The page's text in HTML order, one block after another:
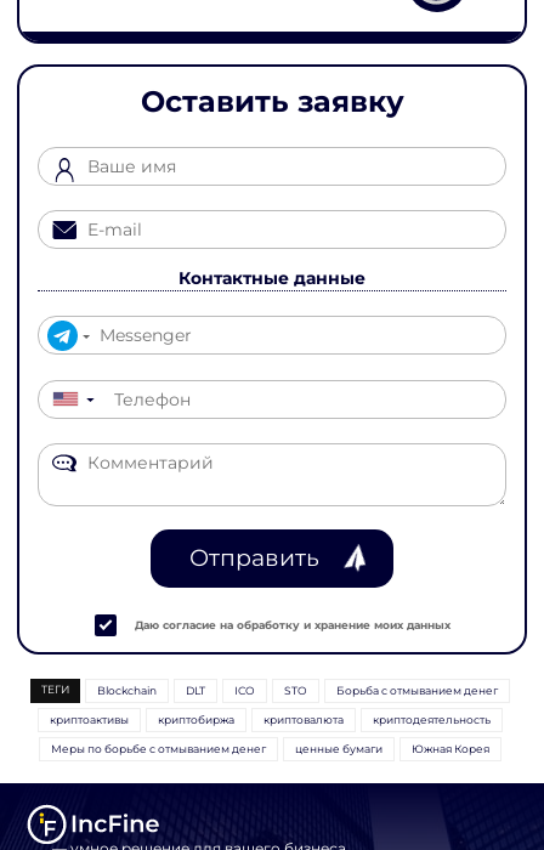
Оставить заявку
Контактные данные
▼
Отправить
Даю согласие на обработку и хранение моих данных
ТЕГИ Blockchain DLT ICO STO Борьба с отмыванием денег
криптоактивы криптобиржа криптовалюта криптодеятельность
Меры по борьбе с отмыванием денег ценные бумаги Южная Корея